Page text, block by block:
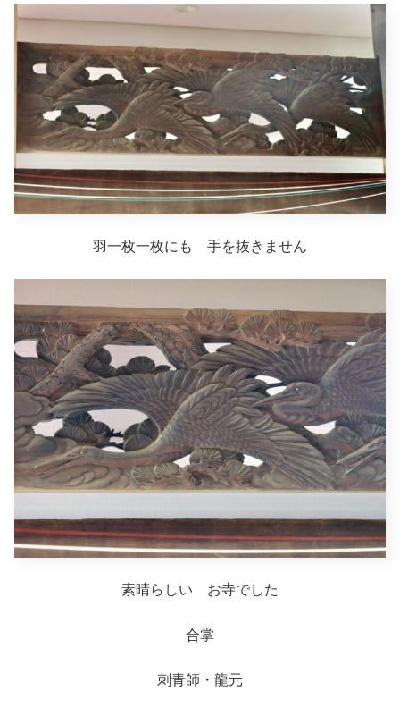
羽一枚一枚にも 手を抜きません
素晴らしい お寺でした
合掌
刺青師・龍元